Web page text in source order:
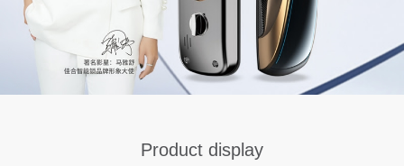
Product display